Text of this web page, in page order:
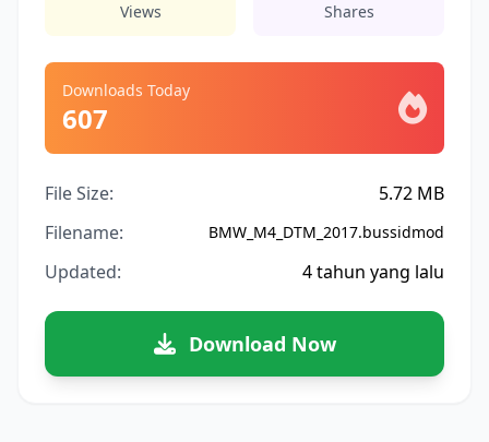
Views Shares
Downloads Today
607
File Size:
5.72 MB
Filename:
BMW_M4_DTM_2017.bussidmod
Updated: 4 tahun yang lalu
Download Now